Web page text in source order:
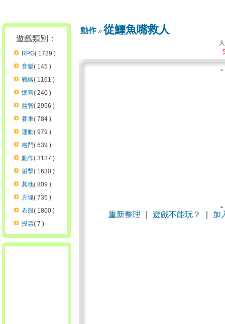
遊戲類別：
RPG( 1729 )
音樂( 145 )
戰略( 1161 )
懷舊( 240 )
益智( 2956 )
賽車( 784 )
運動( 979 )
格鬥( 639 )
動作( 3137 )
射擊( 1630 )
其他( 809 )
方塊( 735 )
衣服( 1800 )
投票( 7 )
動作 從鱷魚嘴救人
重新整理 遊戲不能玩？ 加